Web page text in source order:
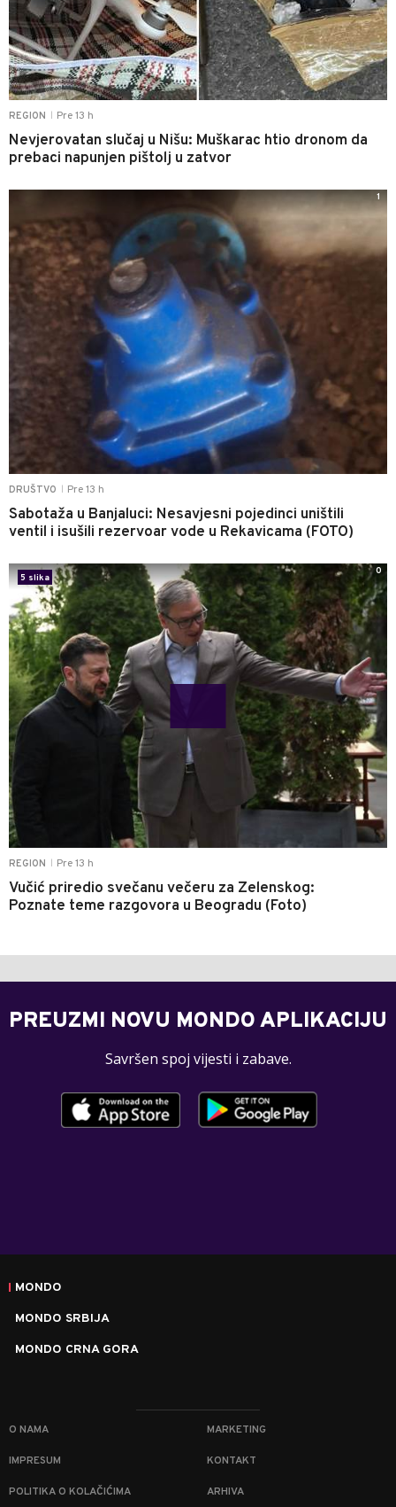
REGION Pre 13 h
Nevjerovatan slučaj u Nišu: Muškarac htio dronom da
prebaci napunjen pištolj u zatvor
DRUŠTVO Pre 13 h
Sabotaža u Banjaluci: Nesavjesni pojedinci uništili
ventil i isušili rezervoar vode u Rekavicama (FOTO)
1
REGION Pre 13 h
Vučić priredio svečanu večeru za Zelenskog:
Poznate teme razgovora u Beogradu (Foto)
5 slika
0
PREUZMI NOVU MONDO APLIKACIJU
Savršen spoj vijesti i zabave.
MONDO
MONDO SRBIJA
MONDO CRNA GORA
O NAMA MARKETING
IMPRESUM KONTAKT
POLITIKA O KOLAČIĆIMA ARHIVA